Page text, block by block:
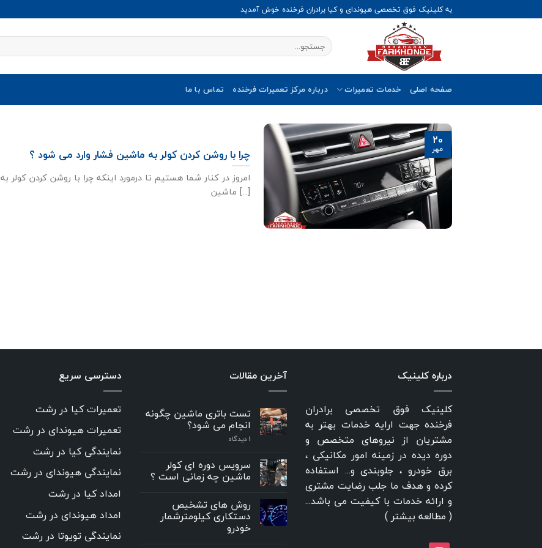
to
به کلینیک فوق تخصصی هیوندای و کیا برادران فرخنده خوش آمدید
صفحه اصلی خدمات تعمیرات درباره مرکز تعمیرات فرخنده تماس با ما
چرا با روشن کردن کولر به ماشین فشار وارد می شود ؟
امروز در کنار شما هستیم تا درمورد اینکه چرا با روشن کردن کولر به
ماشین [...]
20
مهر
درباره کلینیک
کلینیک فوق تخصصی برادران
فرخنده جهت ارایه خدمات بهتر به
مشتریان از نیروهای متخصص و
دوره دیده در زمینه امور مکانیکی ،
برق خودرو ، جلوبندی و... استفاده
کرده و هدف ما جلب رضایت مشتری
و ارائه خدمات با کیفیت می باشد...
( مطالعه بیشتر )
آخرین مقالات
تست باتری ماشین چگونه
انجام می شود؟
۱ دیدگاه
سرویس دوره ای کولر
ماشین چه زمانی است ؟
روش های تشخیص
دستکاری کیلومترشمار
خودرو
دسترسی سریع
تعمیرات کیا در رشت
تعمیرات هیوندای در رشت
نمایندگی کیا در رشت
نمایندگی هیوندای در رشت
امداد کیا در رشت
امداد هیوندای در رشت
نمایندگی تویوتا در رشت